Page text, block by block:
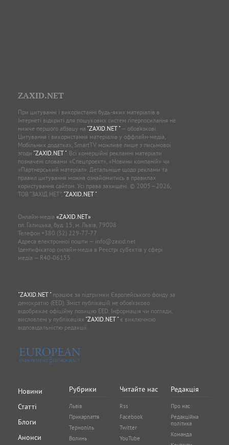
ZAXID.NET
При цитуванні і використанні будь-яких матеріалів в
Інтернеті відкриті для пошукових систем гіперпосилання не
нижче першого абзацу на "ZAXID.NET "— обов’язкові.
Цитування і використання матеріалів у оффлайн-медіа,
Мобільних додатках, SmartTV можливе лише з письмової
згоди "ZAXID.NET ". Всі комерційні рекламні матеріали
позначені словами «Спецпроєкт», «Новини компаній» чи
«Партнерський матеріал». Детальніше щодо реклами та
правил цитування можна ознайомитись в правилах
користування сайтом. Усі права захищені. © 2005—2026,
ТОВ “ЗАХІД.НЕТ”, "ZAXID.NET ".
Онлайн-медіа «ZAXID.NET»
пл. Галицька, буд. 15, м. Львів, 79008
Телефон +380 (32) 229-77-77
Адреса електронної пошти — info@zaxid.net
Ідентифікатор онлайн-медіа в Реєстрі суб'єктів у сфері
медіа — R40-06155
"ZAXID.NET "працює за підтримки Європейського фонду за
демократію (EED). Зміст публікацій не обов’язково
відображає офіційну позицію EED. Інформація чи погляди,
висловлені у публікаціях "ZAXID.NET "є виключною
відповідальністю редакції.
Новини
Статті
Блоги
Анонси
Рубрики
Львів
Прикарпаття
Тернопіль
Волинь
Читайте нас
Rss
Facebook
Twitter
YouTube
Редакція
Про нас
Редакційна
політика
Команда